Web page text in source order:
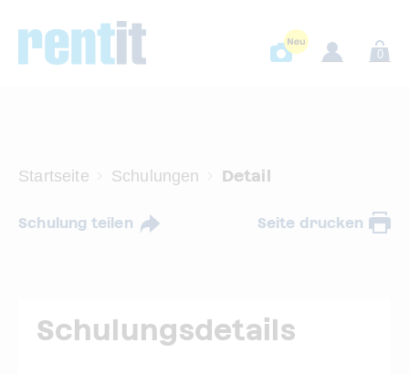
0
Startseite Schulungen Detail
Schulung teilen Seite drucken
Schulungsdetails